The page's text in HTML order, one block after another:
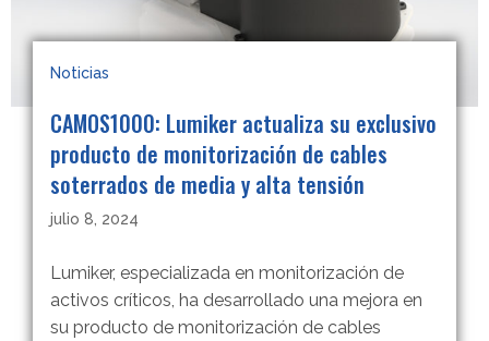
Noticias
CAMOS1000: Lumiker actualiza su exclusivo
producto de monitorización de cables
soterrados de media y alta tensión
julio 8, 2024
Lumiker, especializada en monitorización de
activos críticos, ha desarrollado una mejora en
su producto de monitorización de cables